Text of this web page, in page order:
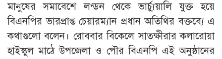
মানুষের সমাবেশে লন্ডন থেকে ভার্চ্যুয়ালি যুক্ত হয়ে
বিএনপির ভারপ্রাপ্ত চেয়ারম্যান প্রধান অতিথির বক্তব্যে এ
কথাগুলো বলেন। রোববার বিকেলে সাতক্ষীরার কলারোয়া
হাইস্কুল মাঠে উপজেলা ও পৌর বিএনপি এই অনুষ্ঠানের